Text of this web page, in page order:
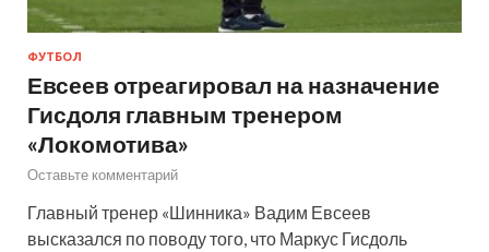
ФУТБОЛ
Евсеев отреагировал на назначение
Гисдоля главным тренером
«Локомотива»
Оставьте комментарий
Главный тренер «Шинника» Вадим Евсеев
высказался по поводу того, что Маркус Гисдоль